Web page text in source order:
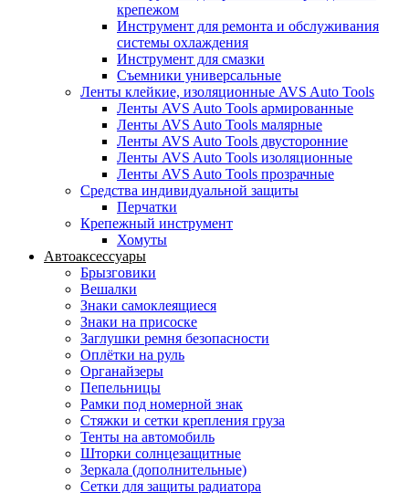
крепежом
Инструмент для ремонта и обслуживания
системы охлаждения
Инструмент для смазки
Съемники универсальные
Ленты клейкие, изоляционные AVS Auto Tools
Ленты AVS Auto Tools армированные
Ленты AVS Auto Tools малярные
Ленты AVS Auto Tools двусторонние
Ленты AVS Auto Tools изоляционные
Ленты AVS Auto Tools прозрачные
Средства индивидуальной защиты
Перчатки
Крепежный инструмент
Хомуты
Автоаксессуары
Брызговики
Вешалки
Знаки самоклеящиеся
Знаки на присоске
Заглушки ремня безопасности
Оплётки на руль
Органайзеры
Пепельницы
Рамки под номерной знак
Стяжки и сетки крепления груза
Тенты на автомобиль
Шторки солнцезащитные
Зеркала (дополнительные)
Сетки для защиты радиатора